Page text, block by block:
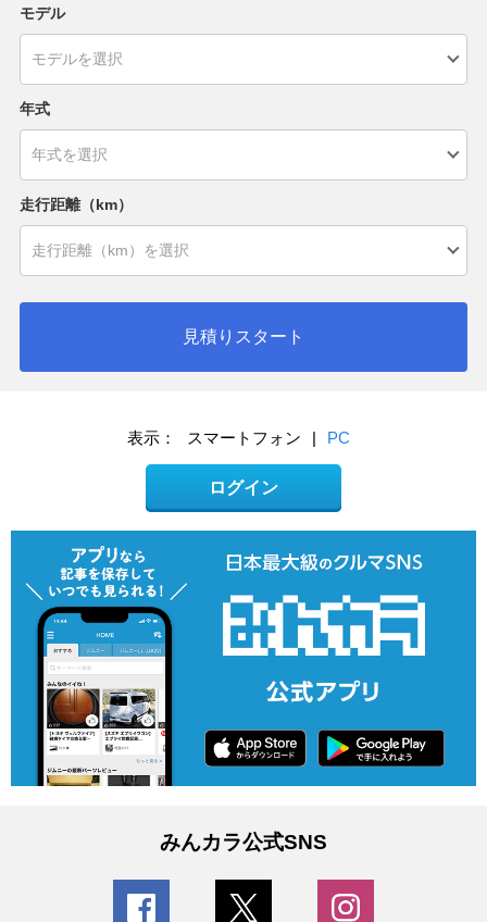
モデル
年式
走行距離（km）
見積りスタート
表示： スマートフォン | PC
ログイン
みんカラ公式SNS